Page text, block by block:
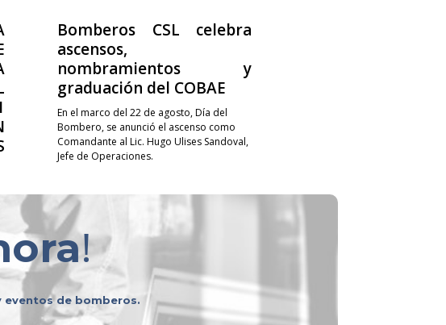
Bomberos CSL celebra
ascensos,
nombramientos y
graduación del COBAE
En el marco del 22 de agosto, Día del
Bombero, se anunció el ascenso como
Comandante al Lic. Hugo Ulises Sandoval,
Jefe de Operaciones.
!
eventos de bomberos.